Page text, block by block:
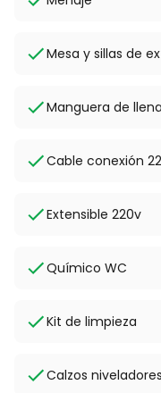
Mesa y sillas de
Manguera de
Cable conexión
Extensible 220v
Químico WC
Kit de limpieza
Calzos niveladores